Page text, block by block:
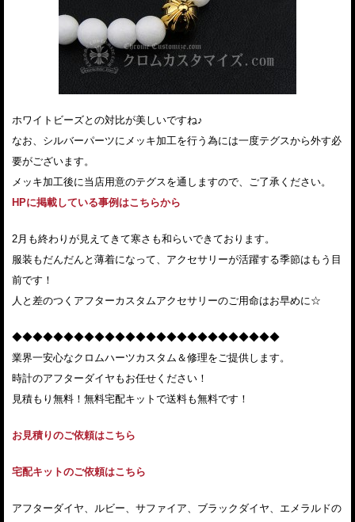
ホワイトビーズとの対比が美しいですね♪
なお、シルバーパーツにメッキ加工を行う為には一度テグスから外す必
要がございます。
メッキ加工後に当店用意のテグスを通しますので、ご了承ください。
HPに掲載している事例はこちらから
2月も終わりが見えてきて寒さも和らいできております。
服装もだんだんと薄着になって、アクセサリーが活躍する季節はもう目
前です！
人と差のつくアフターカスタムアクセサリーのご用命はお早めに☆
◆◆◆◆◆◆◆◆◆◆◆◆◆◆◆◆◆◆◆◆◆◆◆◆◆◆
業界一安心なクロムハーツカスタム＆修理をご提供します。
時計のアフターダイヤもお任せください！
見積もり無料！無料宅配キットで送料も無料です！
お見積りのご依頼はこちら
宅配キットのご依頼はこちら
アフターダイヤ、ルビー、サファイア、ブラックダイヤ、エメラルドの